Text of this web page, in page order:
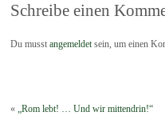
Schreibe einen
Du musstangemeldet sein, um einen
«„Rom lebt! … Und wir mittendrin!“